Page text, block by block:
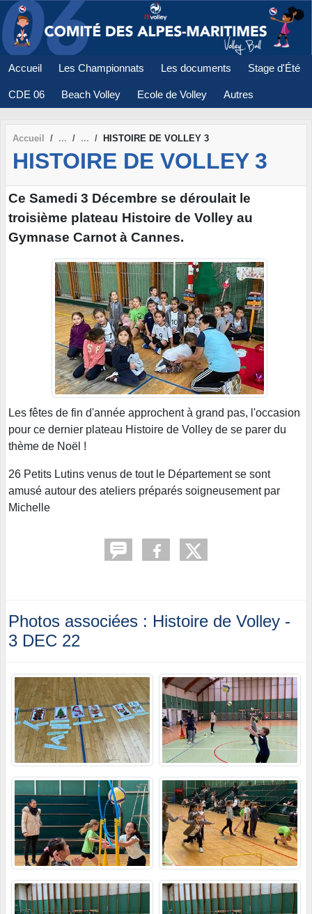
Accueil Les Championnats Les documents Stage d'Été
CDE 06 Beach Volley Ecole de Volley Autres
Accueil HISTOIRE DE VOLLEY 3
HISTOIRE DE VOLLEY 3
Ce Samedi 3 Décembre se déroulait le
troisième plateau Histoire de Volley au
Gymnase Carnot à Cannes.
Les fêtes de fin d'année approchent à grand pas, l'occasion
pour ce dernier plateau Histoire de Volley de se parer du
thème de Noël !
26 Petits Lutins venus de tout le Département se sont
amusé autour des ateliers préparés soigneusement par
Michelle
Photos associées : Histoire de Volley -
3 DEC 22
Panneau de gestion des cookies